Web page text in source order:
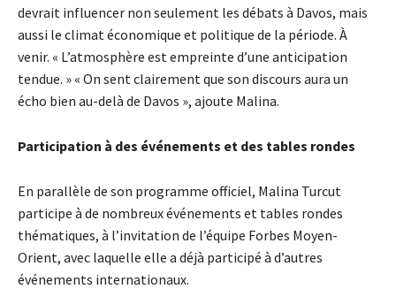
devrait influencer non seulement les débats à Davos, mais
aussi le climat économique et politique de la période. À
venir. « L’atmosphère est empreinte d’une anticipation
tendue. » « On sent clairement que son discours aura un
écho bien au-delà de Davos », ajoute Malina.
Participation à des événements et des tables rondes
En parallèle de son programme officiel, Malina Turcut
participe à de nombreux événements et tables rondes
thématiques, à l’invitation de l’équipe Forbes Moyen-
Orient, avec laquelle elle a déjà participé à d’autres
événements internationaux.